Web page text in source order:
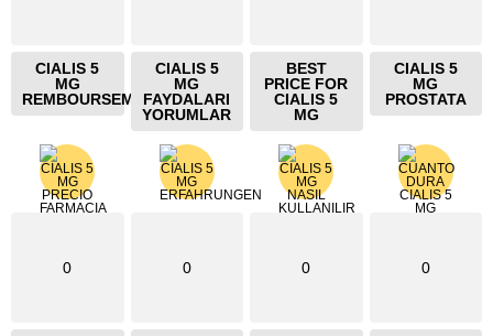
CIALIS 5
MG
REMBOURSEMENT
CIALIS 5
MG
FAYDALARI
YORUMLAR
BEST
PRICE FOR
CIALIS 5
MG
CIALIS 5
MG
PROSTATA
0 0 0 0